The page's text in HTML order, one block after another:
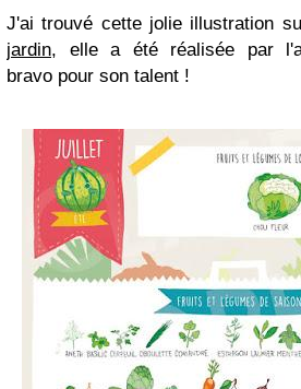
J'ai trouvé cette jolie illustration
jardin, elle a été réalisée par
bravo pour son talent !